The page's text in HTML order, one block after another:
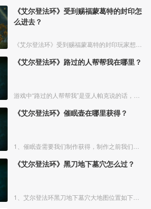
《艾尔登法环》受到赐福蒙葛特的封印怎
么进去？
《艾尔登法环》路过的人帮帮我在哪里？
《艾尔登法环》催眠壶在哪里获得？
《艾尔登法环》黑刀地下墓穴怎么过？